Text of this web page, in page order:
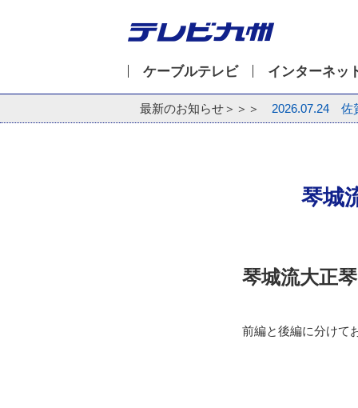
ケーブルテレビ インターネッ
最新のお知らせ＞＞＞ 2026.07.24 佐
琴城
琴城流大正
前編と後編に分けて